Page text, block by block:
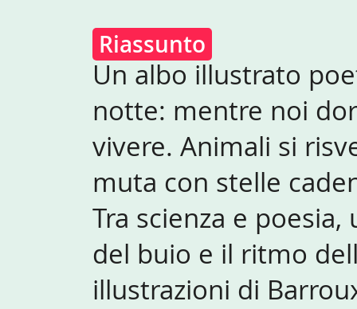
Riassunto
Un albo illustrato
notte: mentre noi
vivere. Animali si
muta con stelle
Tra scienza e
del buio e il ritmo
illustrazioni di